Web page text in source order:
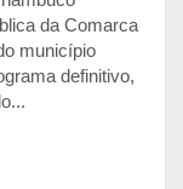
da Comarca
município
definitivo,